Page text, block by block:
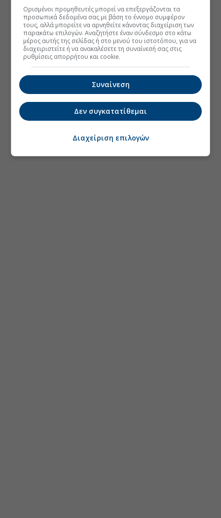
Ορισμένοι προμηθευτές μπορεί να επεξεργάζονται τα
προσωπικά δεδομένα σας με βάση το έννομο συμφέρον
τους, αλλά μπορείτε να αρνηθείτε κάνοντας διαχείριση των
παρακάτω επιλογών. Αναζητήστε έναν σύνδεσμο στο κάτω
μέρος αυτής της σελίδας ή στο μενού του ιστοτόπου, για να
διαχειριστείτε ή να ανακαλέσετε τη συναίνεσή σας στις
ρυθμίσεις απορρήτου και cookie.
Συναίνεση
Δεν συγκατατίθεμαι
Διαχείριση επιλογών